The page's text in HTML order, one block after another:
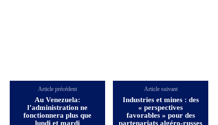
Article précédent
Au Venezuela:
l’administration ne
fonctionnera plus que
lundi et mardi
Article suivant
Industries et mines : des
« perspectives
favorables » pour des
partenariats algéro-russes